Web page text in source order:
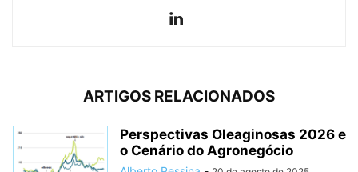
ARTIGOS RELACIONADOS
Perspectivas Oleaginosas 2026 e
o Cenário do Agronegócio